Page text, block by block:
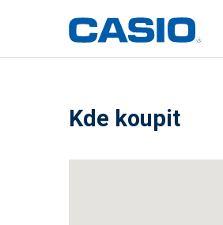
Kde koupit